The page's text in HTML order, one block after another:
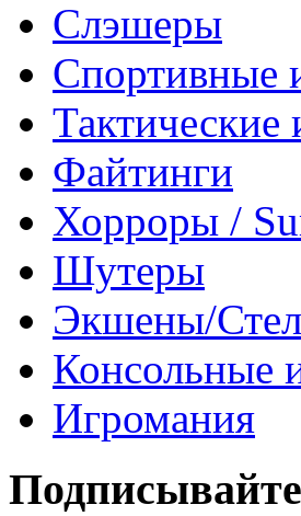
Слэшеры
Спортивные
Тактические
Файтинги
Хорроры /
Шутеры
Экшены/
Консольные
Игромания